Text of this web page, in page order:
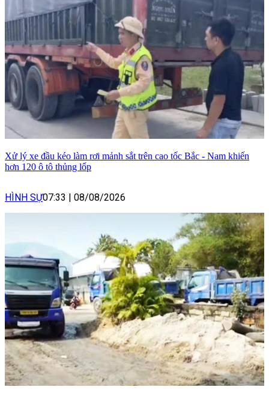
Xử lý xe đầu kéo làm rơi mảnh sắt trên cao tốc Bắc - Nam khiến
hơn 120 ô tô thủng lốp
HÌNH SỰ07:33 08/08/2026